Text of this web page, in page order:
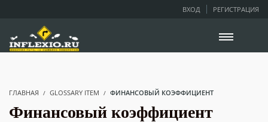
ВХОД РЕГИСТРАЦИЯ
ГЛАВНАЯ GLOSSARY ITEM ФИНАНСОВЫЙ КОЭФФИЦИЕНТ
Финансовый коэффициент